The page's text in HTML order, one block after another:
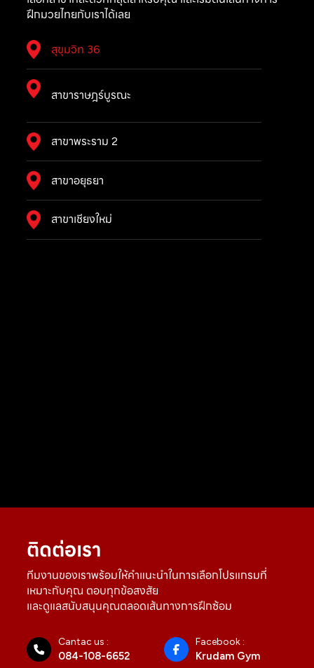
ฝึกมวยไทยกับเราได้เลย
สุขุมวิท 36
สาขาราษฎร์บูรณะ
สาขาพระราม 2
สาขาอยุธยา
สาขาเชียงใหม่
ติดต่อเรา
ทีมงานของเราพร้อมให้คำแนะนำในการเลือกโปรแกรมที่
เหมาะกับคุณ ตอบทุกข้อสงสัย
และดูแลสนับสนุนคุณตลอดเส้นทางการฝึกซ้อม
Cantac us :
084-108-6652
Facebook :
Krudam Gym